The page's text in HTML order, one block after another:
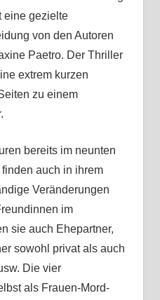
eine gezielte
von den Autoren
Paetro. Der Thriller
extrem kurzen
zu einem
bereits im neunten
auch in ihrem
Veränderungen
im
sie auch Ehepartner,
sowohl privat als auch
Die vier
als Frauen-Mord-